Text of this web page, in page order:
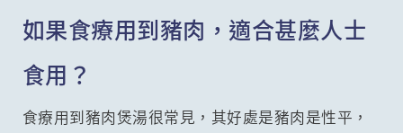
如果食療用到豬肉，適合甚麼人士
食用？
食療用到豬肉煲湯很常見，其好處是豬肉是性平，